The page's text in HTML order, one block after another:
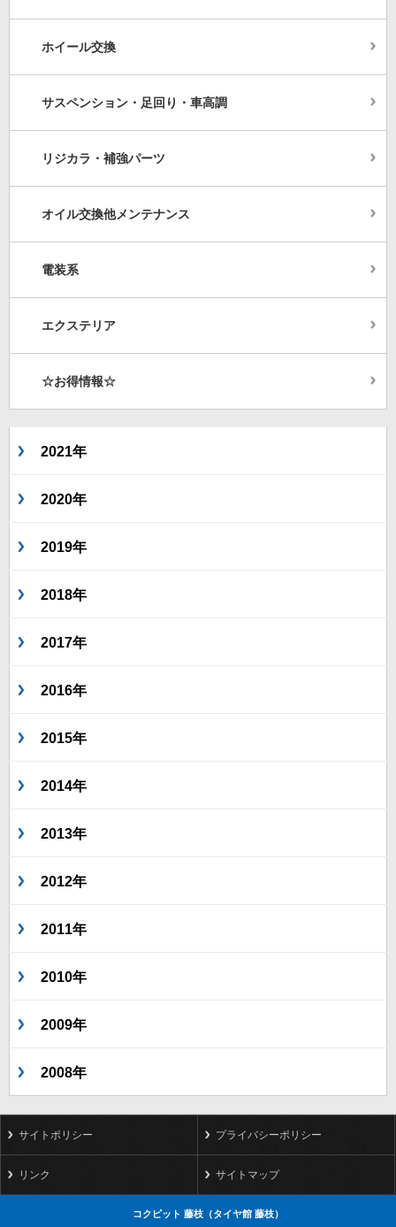
ホイール交換
サスペンション・足回り・車高調
リジカラ・補強パーツ
オイル交換他メンテナンス
電装系
エクステリア
☆お得情報☆
2021年
2020年
2019年
2018年
2017年
2016年
2015年
2014年
2013年
2012年
2011年
2010年
2009年
2008年
サイトポリシー プライバシーポリシー
リンク サイトマップ
コクピット 藤枝（タイヤ館 藤枝）